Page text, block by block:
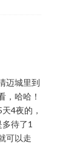
迈城里到
，哈哈！
4夜的，
待了1
可以走